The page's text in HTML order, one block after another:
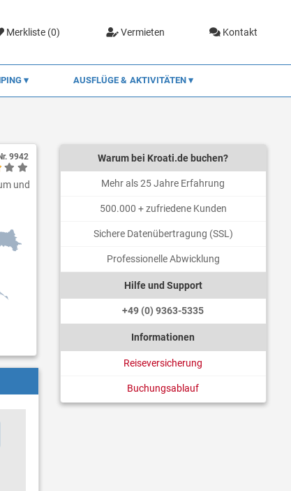
Merkliste (0) Vermieten Kontakt
AUSFLÜGE & AKTIVITÄTEN
und
9942 Warum bei Kroati.de buchen?
Mehr als 25 Jahre Erfahrung
500.000 + zufriedene Kunden
Sichere Datenübertragung (SSL)
Professionelle Abwicklung
Hilfe und Support
+49 (0) 9363-5335
Informationen
Reiseversicherung
Buchungsablauf